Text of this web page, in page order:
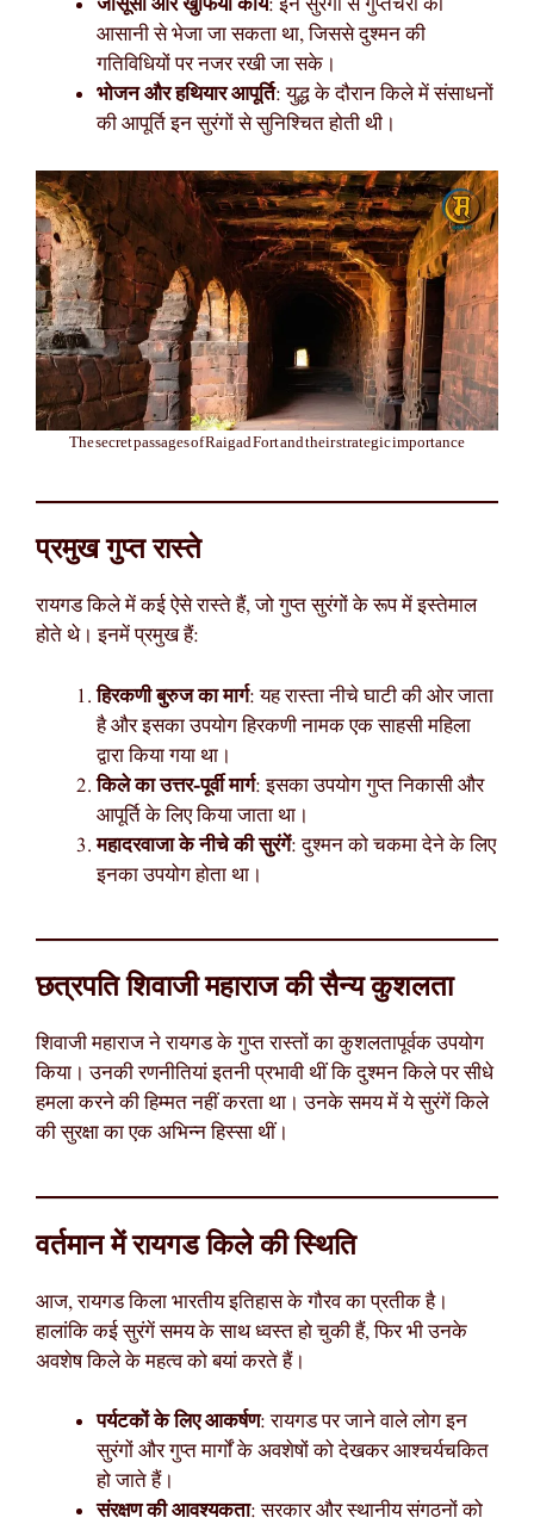
आसानी से भेजा जा सकता था, जिससे दुश्मन की
गतिविधियों पर नजर रखी जा सके।
भोजन और हथियार आपूर्ति: युद्ध के दौरान किले में संसाधनों
की आपूर्ति इन सुरंगों से सुनिश्चित होती थी।
The secret passages of Raigad Fort and their strategic importance
प्रमुख गुप्त रास्ते
रायगड किले में कई ऐसे रास्ते हैं, जो गुप्त सुरंगों के रूप में इस्तेमाल
होते थे। इनमें प्रमुख हैं:
हिरकणी बुरुज का मार्ग: यह रास्ता नीचे घाटी की ओर जाता
है और इसका उपयोग हिरकणी नामक एक साहसी महिला
द्वारा किया गया था।
किले का उत्तर-पूर्वी मार्ग: इसका उपयोग गुप्त निकासी और
आपूर्ति के लिए किया जाता था।
महादरवाजा के नीचे की सुरंगें: दुश्मन को चकमा देने के लिए
इनका उपयोग होता था।
छत्रपति शिवाजी महाराज की सैन्य कुशलता
शिवाजी महाराज ने रायगड के गुप्त रास्तों का कुशलतापूर्वक उपयोग
किया। उनकी रणनीतियां इतनी प्रभावी थीं कि दुश्मन किले पर सीधे
हमला करने की हिम्मत नहीं करता था। उनके समय में ये सुरंगें किले
की सुरक्षा का एक अभिन्न हिस्सा थीं।
वर्तमान में रायगड किले की स्थिति
आज, रायगड किला भारतीय इतिहास के गौरव का प्रतीक है।
हालांकि कई सुरंगें समय के साथ ध्वस्त हो चुकी हैं, फिर भी उनके
अवशेष किले के महत्व को बयां करते हैं।
पर्यटकों के लिए आकर्षण: रायगड पर जाने वाले लोग इन
सुरंगों और गुप्त मार्गों के अवशेषों को देखकर आश्चर्यचकित
हो जाते हैं।
संरक्षण की आवश्यकता: सरकार और स्थानीय संगठनों को